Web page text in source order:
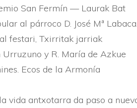
San Fermí­n — Laurak Bat
al párroco D. José Mª Labaca.
festari, Txirritak jarriak
y R. Marí­a de Azkue
Ecos de la Armoní­a
vida antxotarra da paso a